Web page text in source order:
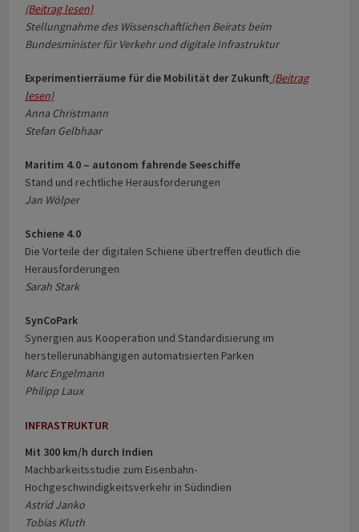
(Beitrag lesen)
Stellungnahme des Wissenschaftlichen Beirats beim
Bundesminister für Verkehr und digitale Infrastruktur
Experimentierräume für die Mobilität der Zukunft (Beitrag
lesen)
Anna Christmann
Stefan Gelbhaar
Maritim 4.0 – autonom fahrende Seeschiffe
Stand und rechtliche Herausforderungen
Jan Wölper
Schiene 4.0
Die Vorteile der digitalen Schiene übertreffen deutlich die
Herausforderungen
Sarah Stark
SynCoPark
Synergien aus Kooperation und Standardisierung im
herstellerunabhängigen automatisierten Parken
Marc Engelmann
Philipp Laux
INFRASTRUKTUR
Mit 300 km/h durch Indien
Machbarkeitsstudie zum Eisenbahn­-
Hochgeschwindigkeitsverkehr in Südindien
Astrid Janko
Tobias Kluth